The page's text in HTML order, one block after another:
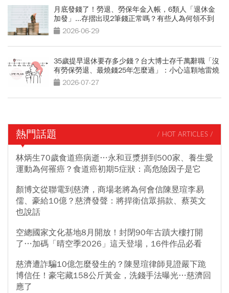
月底發錢了！勞退、勞保年金入帳，6類人「退休金
加發」...存摺出現2筆錢正常嗎？有些人為何領不到
2026-06-29
35歲提早退休要存多少錢？台大博士存千萬辭職「沒
有勞保勞退、最燒錢25年怎麼過」：小心這顆地雷燒
光存款
2026-07-27
熱門話題 / HOT ARTICLES /
林炳生70歲食道癌病逝…永和豆漿拼到500家、養生愛
運動為何罹癌？食道癌初期5症狀：高危險因子是它
顏博文從聯電到慈濟，商場老將為何會信陳昱瑄李易
儒、豪給10億？慈濟發聲：將捍衛信眾捐款、蔡英文
也說話
空總國家文化基地8月開放！封閉90年古蹟大樓打開
了…加碼「晴空季2026」這天登場，16件作品必看
慈濟遭詐騙10億怎麼發生的？陳昱瑄律師見證嚴下跪
博信任！豪宅藏158公斤黃金，洗錢手法曝光…慈濟回
應了